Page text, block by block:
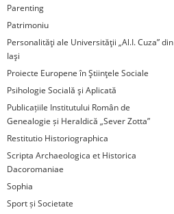
Parenting
Patrimoniu
Personalităţi ale Universităţii „Al.I. Cuza” din
Iaşi
Proiecte Europene în Ştiinţele Sociale
Psihologie Socială şi Aplicată
Publicațiile Institutului Român de
Genealogie și Heraldică „Sever Zotta”
Restitutio Historiographica
Scripta Archaeologica et Historica
Dacoromaniae
Sophia
Sport și Societate